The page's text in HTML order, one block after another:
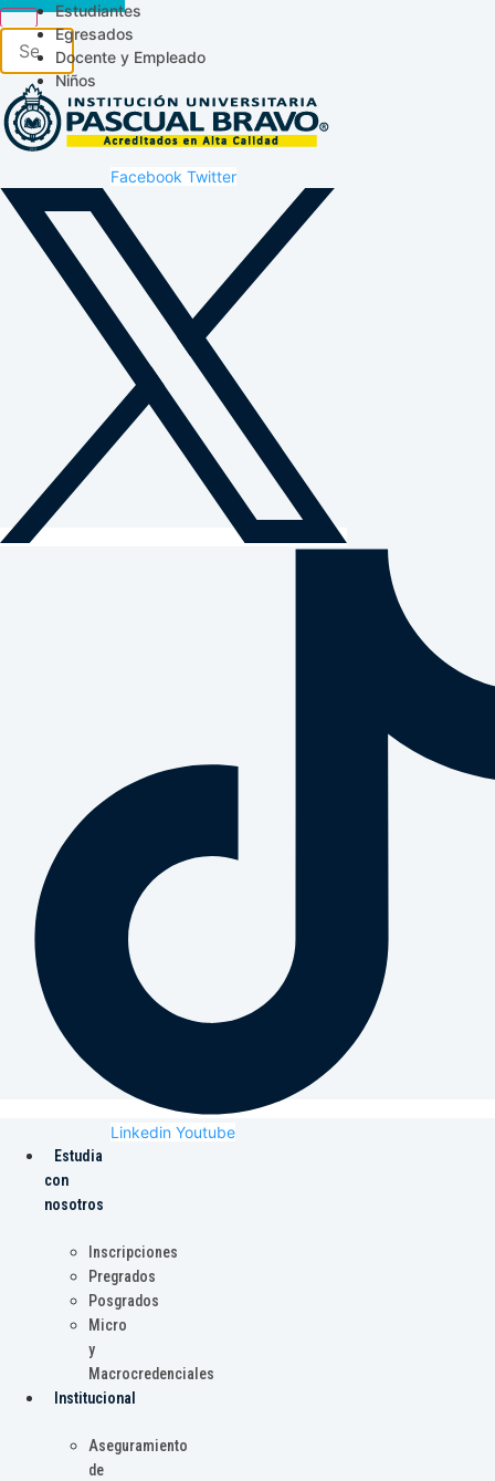
Estudiantes
Egresados
Docente y Empleado
Niños
Facebook Twitter
Linkedin Youtube
Estudia
con
nosotros
Inscripciones
Pregrados
Posgrados
Micro
y
Macrocredenciales
Institucional
Aseguramiento
de